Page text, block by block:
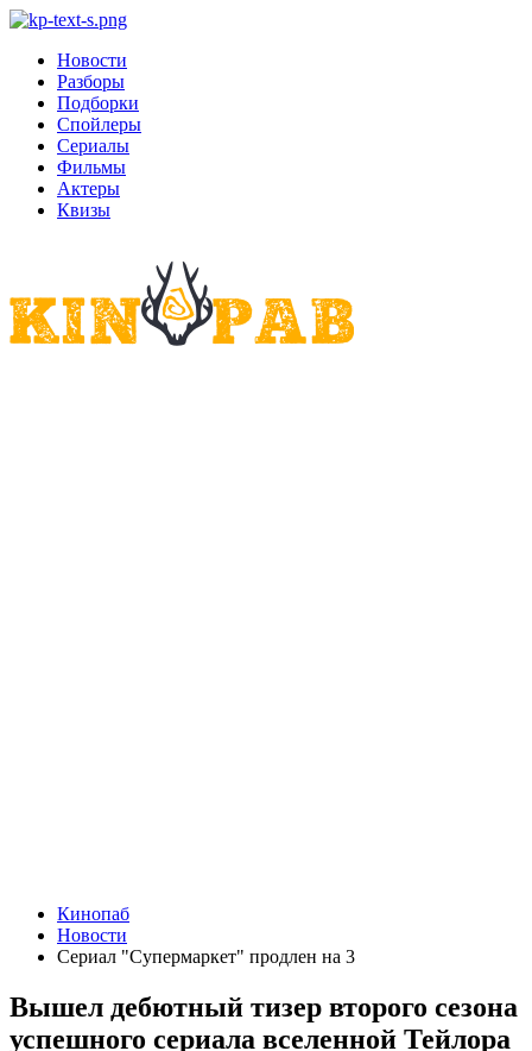
Новости
Разборы
Подборки
Спойлеры
Сериалы
Фильмы
Актеры
Квизы
Кинопаб
Новости
Сериал "Супермаркет" продлен на 3
Вышел дебютный тизер второго сезона
успешного сериала вселенной Тейлора